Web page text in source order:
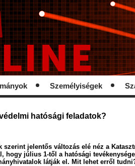
Személyiségek
hatósági feladatok?
szerint jelentős változás elé néz a
hogy július 1-től a hatósági
látják el. Mit lehet erről